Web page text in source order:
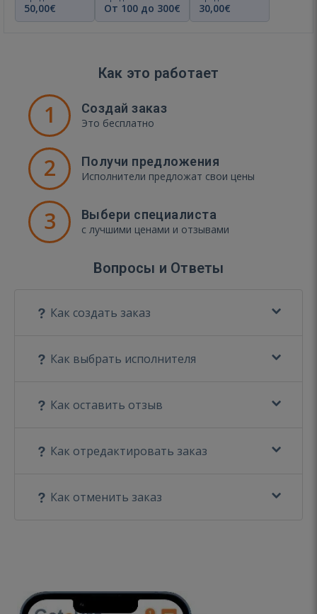
50,00€ От 100 до 300€ 30,00€
Как это работает
1 Создай заказ
Это бесплатно
2 Получи предложения
Исполнители предложат свои цены
3 Выбери специалиста
с лучшими ценами и отзывами
Вопросы и Ответы
Как создать заказ
Как выбрать исполнителя
Как оставить отзыв
Как отредактировать заказ
Как отменить заказ